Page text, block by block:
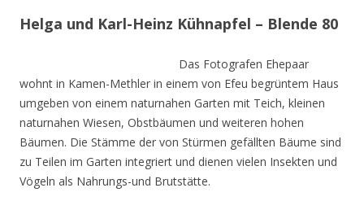
Helga und Karl-Heinz Kühnapfel – Blende 80
Das Fotografen Ehepaar
wohnt in Kamen-Methler in einem von Efeu begrüntem Haus
umgeben von einem naturnahen Garten mit Teich, kleinen
naturnahen Wiesen, Obstbäumen und weiteren hohen
Bäumen. Die Stämme der von Stürmen gefällten Bäume sind
zu Teilen im Garten integriert und dienen vielen Insekten und
Vögeln als Nahrungs-und Brutstätte.